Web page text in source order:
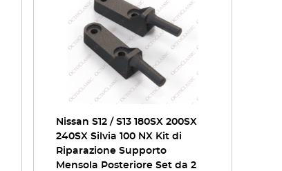
Nissan S12 / S13 180SX 200SX
240SX Silvia 100 NX Kit di
Riparazione Supporto
Mensola Posteriore Set da 2